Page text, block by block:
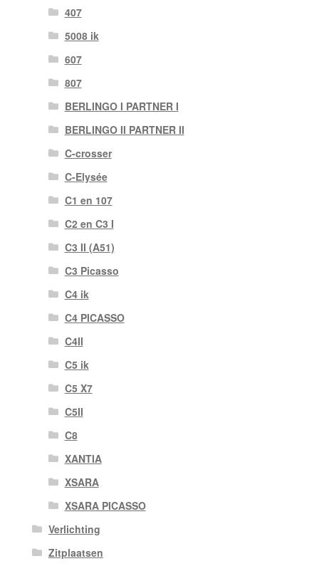
407
5008 ik
607
807
BERLINGO I PARTNER I
BERLINGO II PARTNER II
C-crosser
C-Elysée
C1 en 107
C2 en C3 I
C3 II (A51)
C3 Picasso
C4 ik
C4 PICASSO
C4II
C5 ik
C5 X7
C5II
C8
XANTIA
XSARA
XSARA PICASSO
Verlichting
Zitplaatsen